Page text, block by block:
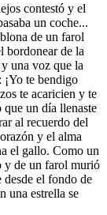
contestó y el
un coche...
de un farol
bordonear de la
una voz que la
¡Yo te bendigo
te acaricien y te
que un día llenaste
al recuerdo del
y el alma
el gallo. Como un
y de un farol murió
el fondo de
una estrella se